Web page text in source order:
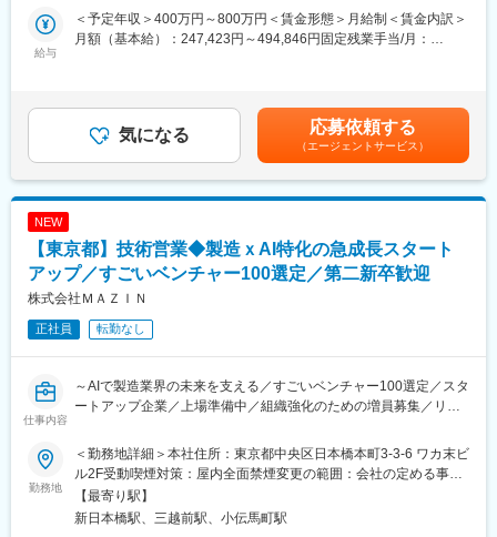
■キャリアパス
年功序列ではないためスピード感をもってリーダーからマネージ
（管理職扱いになり大手企業を担当していただく）のキャリアパ
スもあります。
■当社について
当社はビジョンシステム、ビジョンソフトウェア、ビジョンセン
中で継続して成長しており、これまでに製造・物流業界を中心に
世界中に300万台近くが導入されています。無借金経営を続けて
おり、毎年売上の15%を研究開発費に積極投資し、業界のリーダ
ーとして技術革新を牽引しています。
ば人の目で行っていた製品の外観チェックをAIで自動化し品質を
安定させます。また企業がデジタル化を進めるためのコンサルテ
製造業界は107兆円という巨大な市場規模であり、国際競争の激
化や人手不足など深刻な課題を抱えており、デジタル活用による
業務効率化・生産性向上が求められています。当社では製造業の
課題解決に特化したソリューションを提供する企業です。ニーズ
が拡大しているための増員募集です
業務内容
製造業向けAIソリューションサービスに関する提案営業を担当い
ただきます
・テレアポによるリード獲得（当社の製品を無料でお試しで導入
いただくためのアプローチのためアポ獲得率は高いです）
・商談・簡易テスト実施、レポート作成、お見積り作成～提案
・受注、仕様検討、現場立ち上げ・実装
・既存顧客とのコミュニケーション、アフターフォロー
受注後は当社のサービスを効果的にご利用いただくためのフォロ
ーを行いグループ企業や地方の製造拠点でも導入いただけるよう
深耕営業が重要なミッションとなります
給与
＜予定年収＞400万円～800万円＜賃金形態＞月給制＜賃金内訳＞
月額（基本給）：247,423円～494,846円固定残業手当/月：
経験、スキル、年齢を考慮の上、当社規定により決定します。※年
収構成：月給×12ヶ月※人事評価年2回、評価に応じて給与改定を
行います。賃金はあくまでも目安の金額であり、選考を通じて上
下する可能性があります。月給(月額)は固定手当を含めた表記で
す。
気になる 応募依頼する
（エージェントサービス）
NEW
【東京都】技術営業◆製造ｘAI特化の急成長スタート
アップ／すごいベンチャー100選定／第二新卒歓迎
株式会社ＭＡＺＩＮ
正社員 転勤なし
仕事内容
～AIで製造業界の未来を支える／すごいベンチャー100選定／スタ
ートアップ企業／上場準備中／組織強化のための増員募集／リモ
■職務概要
当社は「強い工場を造る」をミッションに掲げる、製造業×AI領域
のスタートアップです。今回ご入社いただく方には、工場の人手
不足やDX化が進んでいなさそうな企業に対して、将来的なDX／
勤務地
＜勤務地詳細＞本社住所：東京都中央区日本橋本町3-3-6 ワカ末ビ
ル2F受動喫煙対策：屋内全面禁煙変更の範囲：会社の定める事業
所（リモートワーク含む）
【最寄り駅】
新日本橋駅、三越前駅、小伝馬町駅